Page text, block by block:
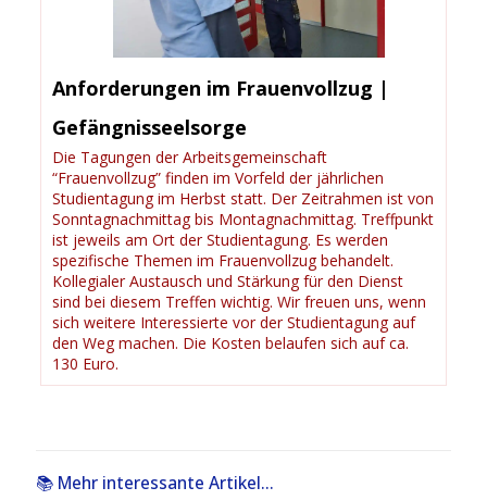
Anforderungen im Frauenvollzug |
Gefängnisseelsorge
Die Tagungen der Arbeitsgemeinschaft
“Frauenvollzug” finden im Vorfeld der jährlichen
Studientagung im Herbst statt. Der Zeitrahmen ist von
Sonntagnachmittag bis Montagnachmittag. Treffpunkt
ist jeweils am Ort der Studientagung. Es werden
spezifische Themen im Frauenvollzug behandelt.
Kollegialer Austausch und Stärkung für den Dienst
sind bei diesem Treffen wichtig. Wir freuen uns, wenn
sich weitere Interessierte vor der Studientagung auf
den Weg machen. Die Kosten belaufen sich auf ca.
130 Euro.
📚 Mehr interessante Artikel...